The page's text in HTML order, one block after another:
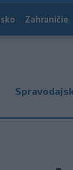
Zahraničie